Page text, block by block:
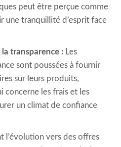
peut être perçue comme
une tranquillité d’esprit face
transparence : Les
sont poussées à fournir
sur leurs produits,
concerne les frais et les
un climat de confiance
l’évolution vers des offres